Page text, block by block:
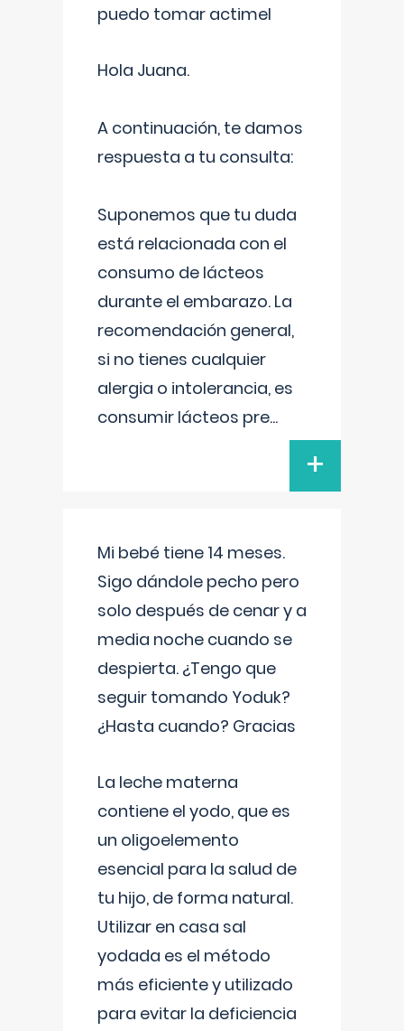
puedo tomar actimel
Hola Juana.
A continuación, te damos
respuesta a tu consulta:
Suponemos que tu duda
está relacionada con el
consumo de lácteos
durante el embarazo. La
recomendación general,
si no tienes cualquier
alergia o intolerancia, es
consumir lácteos pre...
+
Mi bebé tiene 14 meses.
Sigo dándole pecho pero
solo después de cenar y a
media noche cuando se
despierta. ¿Tengo que
seguir tomando Yoduk?
¿Hasta cuando? Gracias
La leche materna
contiene el yodo, que es
un oligoelemento
esencial para la salud de
tu hijo, de forma natural.
Utilizar en casa sal
yodada es el método
más eficiente y utilizado
para evitar la deficiencia